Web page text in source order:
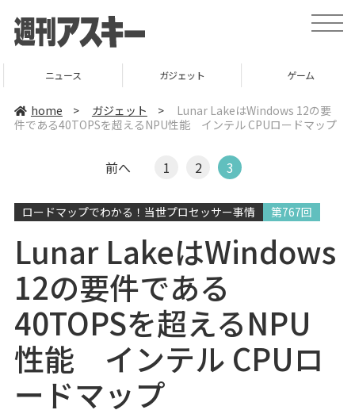
t
o
v
i
ニュース ガジェット ゲーム
home > ガジェット >
Lunar LakeはWindows 12の要
件である40TOPSを超えるNPU性能 インテル CPUロードマップ
前へ 1 2 3
ロードマップでわかる！当世プロセッサー事情 第767回
Lunar LakeはWindows
12の要件である
40TOPSを超えるNPU
性能 インテル CPUロ
ードマップ